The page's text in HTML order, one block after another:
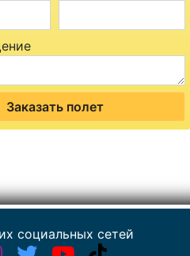
Заказать полет
социальных сетей